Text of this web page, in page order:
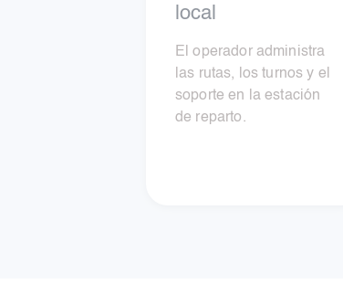
local
El operador administra
las rutas, los turnos y el
soporte en la estación
de reparto.